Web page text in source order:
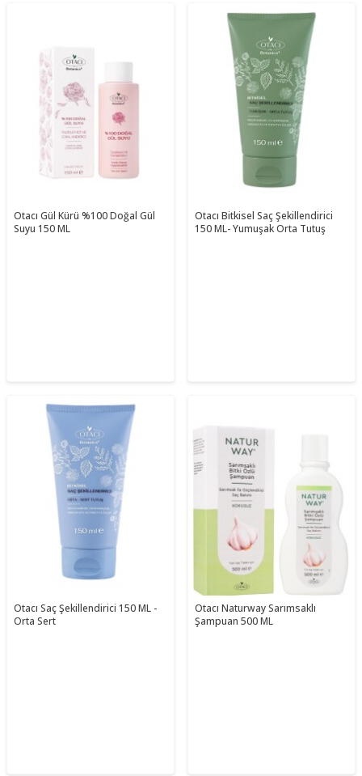
Otacı Gül Kürü %100 Doğal Gül
Suyu 150 ML
Otacı Bitkisel Saç Şekillendirici
150 ML- Yumuşak Orta Tutuş
Otacı Saç Şekillendirici 150 ML -
Orta Sert
Otacı Naturway Sarımsaklı
Şampuan 500 ML